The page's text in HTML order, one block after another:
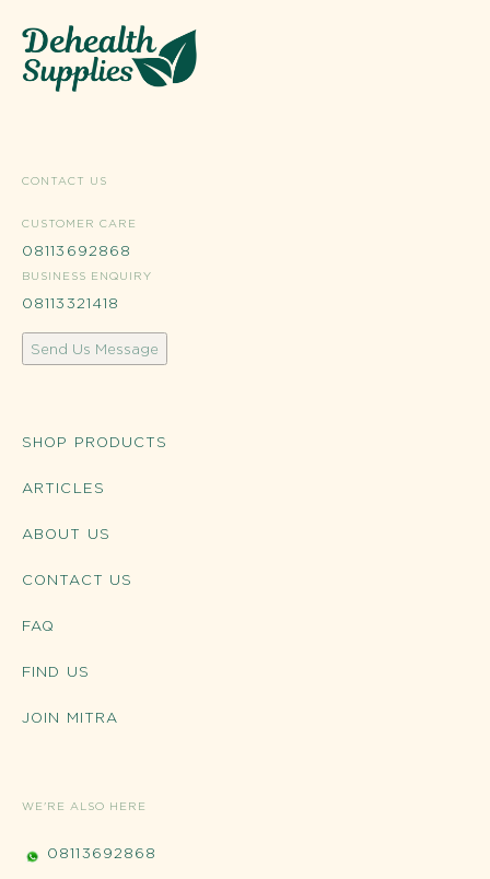
CONTACT US
CUSTOMER CARE
08113692868
BUSINESS ENQUIRY
08113321418
Send Us Message
SHOP PRODUCTS
ARTICLES
ABOUT US
CONTACT US
FAQ
FIND US
JOIN MITRA
WE'RE ALSO HERE
08113692868